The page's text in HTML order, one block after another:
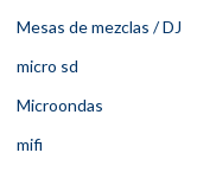
Mesas de mezclas / DJ
micro sd
Microondas
mifi